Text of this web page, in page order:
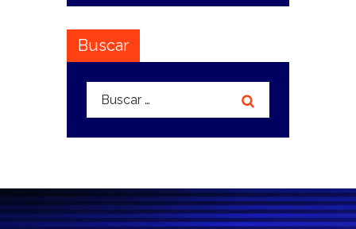
Buscar
Buscar: